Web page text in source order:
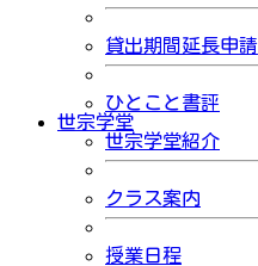
貸出期間延長申請
ひとこと書評
世宗学堂
世宗学堂紹介
クラス案内
授業日程